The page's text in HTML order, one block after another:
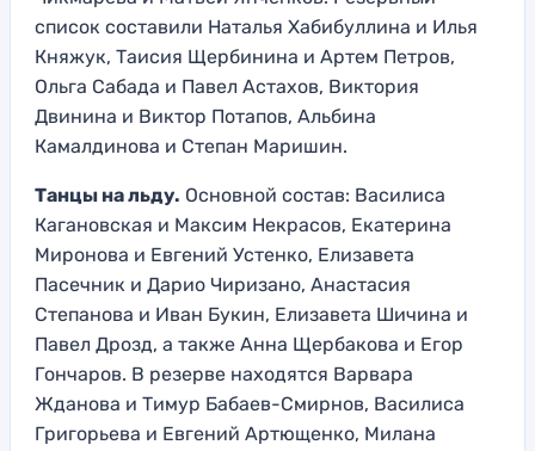
список составили Наталья Хабибуллина и Илья
Княжук, Таисия Щербинина и Артем Петров,
Ольга Сабада и Павел Астахов, Виктория
Двинина и Виктор Потапов, Альбина
Камалдинова и Степан Маришин.
Танцы на льду. Основной состав: Василиса
Кагановская и Максим Некрасов, Екатерина
Миронова и Евгений Устенко, Елизавета
Пасечник и Дарио Чиризано, Анастасия
Степанова и Иван Букин, Елизавета Шичина и
Павел Дрозд, а также Анна Щербакова и Егор
Гончаров. В резерве находятся Варвара
Жданова и Тимур Бабаев-Смирнов, Василиса
Григорьева и Евгений Артющенко, Милана